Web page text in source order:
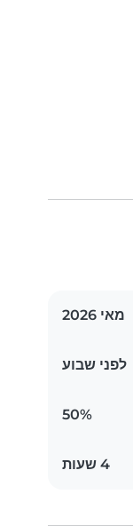
מאי 2026
לפני שבוע
50%
4 שעות